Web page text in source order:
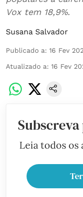
Vox tem 18,9%.
Susana Salvador
Publicado a: 16 Fev
Atualizado a: 16 Fev
Leia todos